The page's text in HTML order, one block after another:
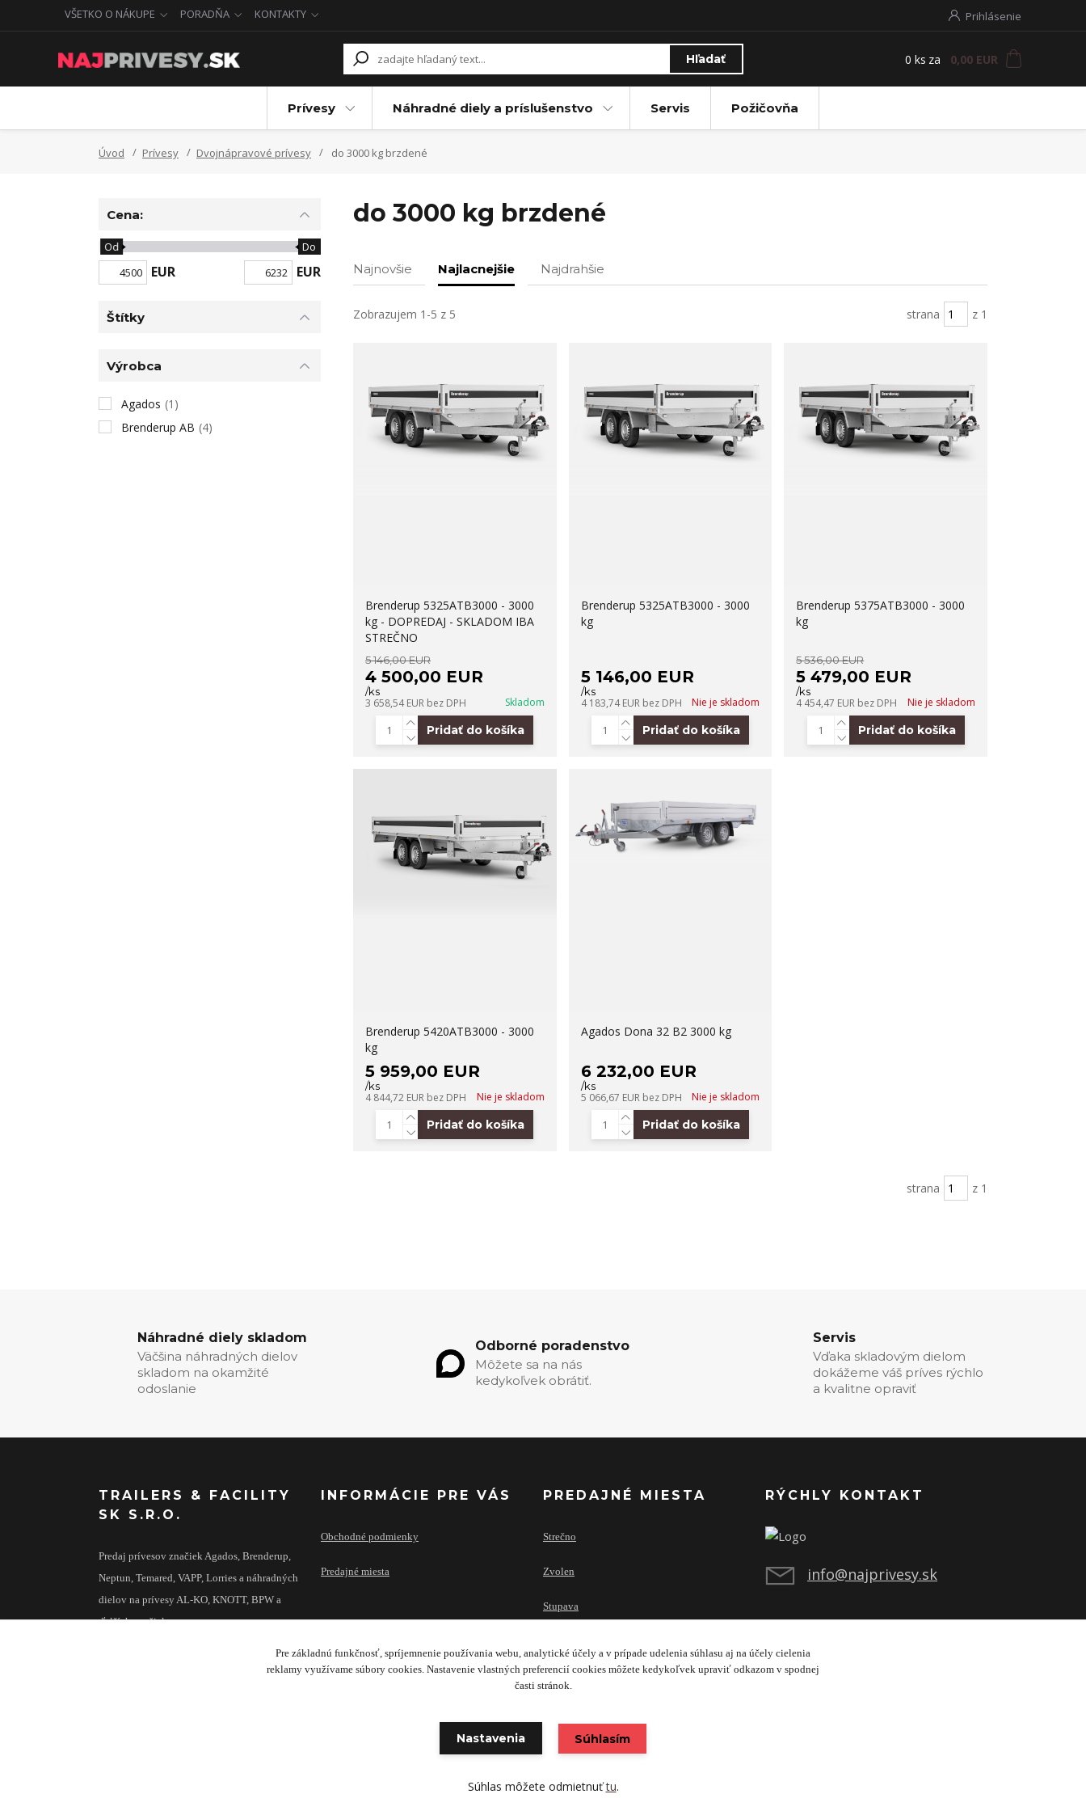
VŠETKO O NÁKUPE PORADŇA KONTAKTY Prihlásenie
Hľadať 0 ks za 0,00 EUR
Prívesy Náhradné diely a príslušenstvo Servis Požičovňa
Úvod Prívesy Dvojnápravové prívesy do 3000 kg brzdené
do 3000 kg brzdené
Najnovšie Najlacnejšie Najdrahšie
Zobrazujem 1-5 z 5 strana z 1
Brenderup 5325ATB3000 - 3000
kg - DOPREDAJ - SKLADOM IBA
STREČNO
5 146,00 EUR
4 500,00 EUR
/ks
3 658,54 EUR bez DPH Skladom
Pridať do košíka
Brenderup 5325ATB3000 - 3000
kg
5 146,00 EUR
/ks
4 183,74 EUR bez DPH Nie je skladom
Pridať do košíka
Brenderup 5375ATB3000 - 3000
kg
5 536,00 EUR
5 479,00 EUR
/ks
4 454,47 EUR bez DPH Nie je skladom
Pridať do košíka
Brenderup 5420ATB3000 - 3000
kg
5 959,00 EUR
/ks
4 844,72 EUR bez DPH Nie je skladom
Pridať do košíka
Agados Dona 32 B2 3000 kg
6 232,00 EUR
/ks
5 066,67 EUR bez DPH Nie je skladom
Pridať do košíka
strana z 1
Cena:
EUR
Od Do
EUR
Štítky
Výrobca
Agados (1)
Brenderup AB (4)
Náhradné diely skladom
Väčšina náhradných dielov
skladom na okamžité
odoslanie
Odborné poradenstvo
Môžete sa na nás
kedykoľvek obrátiť.
Servis
Vďaka skladovým dielom
dokážeme váš príves rýchlo
a kvalitne opraviť
TRAILERS & FACILITY
SK S.R.O.
Predaj prívesov značiek Agados, Brenderup,
Neptun, Temared, VAPP, Lorries a náhradných
dielov na prívesy AL-KO, KNOTT, BPW a
ďalších značiek.
INFORMÁCIE PRE VÁS
Obchodné podmienky
Predajné miesta
PREDAJNÉ MIESTA
Strečno
Zvolen
Stupava
RÝCHLY KONTAKT
info@najprivesy.sk
Copyright 2020 © TRAILERS & FACILITY SK s.r.o.
Pre základnú funkčnosť, spríjemnenie používania webu, analytické účely a v prípade udelenia súhlasu aj na účely cielenia
reklamy využívame súbory cookies. Nastavenie vlastných preferencií cookies môžete kedykoľvek upraviť odkazom v spodnej
časti stránok.
Nastavenia Súhlasím
Súhlas môžete odmietnuťtu.